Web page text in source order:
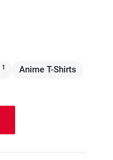
1 Anime T-Shirts